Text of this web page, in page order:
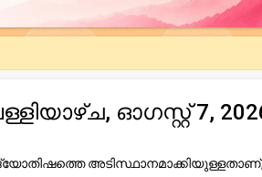
ഓഗസ്റ്റ് 7,